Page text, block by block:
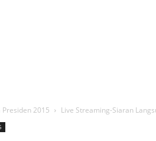
Presiden 2015 Live Streaming-Siaran